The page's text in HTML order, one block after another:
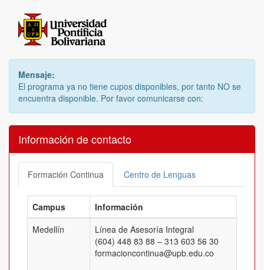
Mensaje:
El programa ya no tiene cupos disponibles, por tanto NO se
encuentra disponible. Por favor comunicarse con:
Información de contacto
Formación Continua Centro de Lenguas
Campus
Información
Medellín
Línea de Asesoría Integral
(604) 448 83 88 – 313 603 56 30
formacioncontinua@upb.edu.co